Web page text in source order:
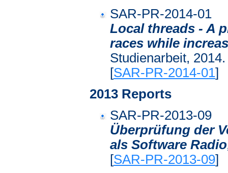
SAR-PR-2014-01
Local threads - A
races while
Studienarbeit, 2014.
[SAR-PR-2014-01]
2013 Reports
SAR-PR-2013-09
Überprüfung der
als Software Radio
[SAR-PR-2013-09]